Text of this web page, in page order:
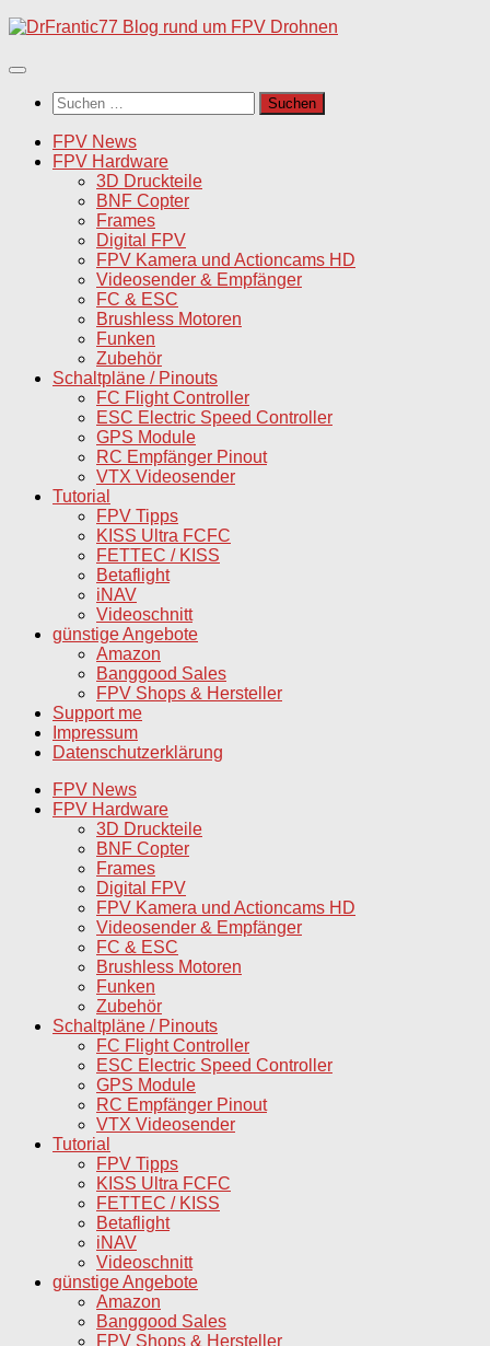
Unter
Inhalt
Suchen
nach:
FPV News
FPV Hardware
3D Druckteile
BNF Copter
Frames
Digital FPV
FPV Kamera und Actioncams HD
Videosender & Empfänger
FC & ESC
Brushless Motoren
Funken
Zubehör
Schaltpläne / Pinouts
FC Flight Controller
ESC Electric Speed Controller
GPS Module
RC Empfänger Pinout
VTX Videosender
Tutorial
FPV Tipps
KISS Ultra FCFC
FETTEC / KISS
Betaflight
iNAV
Videoschnitt
günstige Angebote
Amazon
Banggood Sales
FPV Shops & Hersteller
Support me
Impressum
Datenschutzerklärung
FPV News
FPV Hardware
3D Druckteile
BNF Copter
Frames
Digital FPV
FPV Kamera und Actioncams HD
Videosender & Empfänger
FC & ESC
Brushless Motoren
Funken
Zubehör
Schaltpläne / Pinouts
FC Flight Controller
ESC Electric Speed Controller
GPS Module
RC Empfänger Pinout
VTX Videosender
Tutorial
FPV Tipps
KISS Ultra FCFC
FETTEC / KISS
Betaflight
iNAV
Videoschnitt
günstige Angebote
Amazon
Banggood Sales
FPV Shops & Hersteller